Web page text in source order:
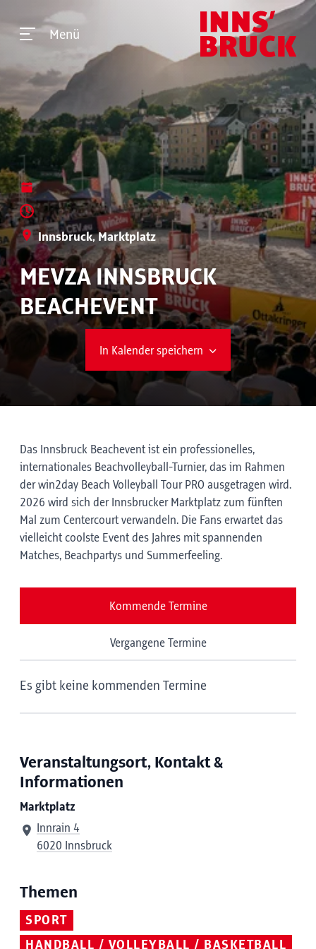
Menü
Innsbruck, Marktplatz
MEVZA INNSBRUCK
BEACHEVENT
In Kalender speichern
Das Innsbruck Beachevent ist ein professionelles,
internationales Beachvolleyball-Turnier, das im Rahmen
der win2day Beach Volleyball Tour PRO ausgetragen wird.
2026 wird sich der Innsbrucker Marktplatz zum fünften
Mal zum Centercourt verwandeln. Die Fans erwartet das
vielleicht coolste Event des Jahres mit spannenden
Matches, Beachpartys und Summerfeeling.
Kommende Termine
Vergangene Termine
Es gibt keine kommenden Termine
Veranstaltungsort, Kontakt &
Informationen
Marktplatz
Innrain 4
6020 Innsbruck
Themen
SPORT
HANDBALL / VOLLEYBALL / BASKETBALL